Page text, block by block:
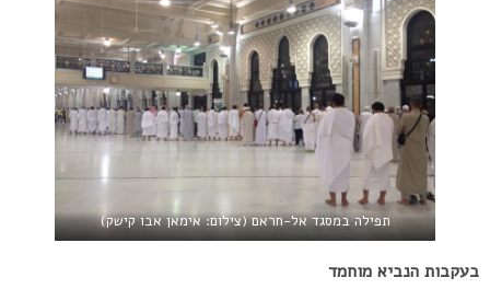
תפילה במסגד אל-חראם (צילום: אימאן אבו קישק)
בעקבות הנביא מוחמד